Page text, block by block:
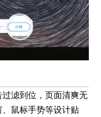
滤到位，页面清爽无
鼠标手势等设计贴